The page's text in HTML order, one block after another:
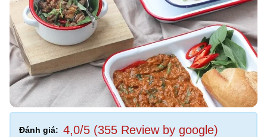
Đánh giá: 4,0/5 (355 Review by google)